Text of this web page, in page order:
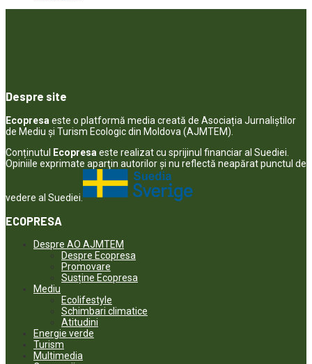
Despre site
Ecopresa este o platformă media creată de Asociația Jurnaliștilor
de Mediu și Turism Ecologic din Moldova (AJMTEM).
Conținutul Ecopresa este realizat cu sprijinul financiar al Suediei.
Opiniile exprimate aparţin autorilor şi nu reflectă neapărat punctul de
vedere al Suediei.
ECOPRESA
Despre AO AJMTEM
Despre Ecopresa
Promovare
Susține Ecopresa
Mediu
Ecolifestyle
Schimbari climatice
Atitudini
Energie verde
Turism
Multimedia